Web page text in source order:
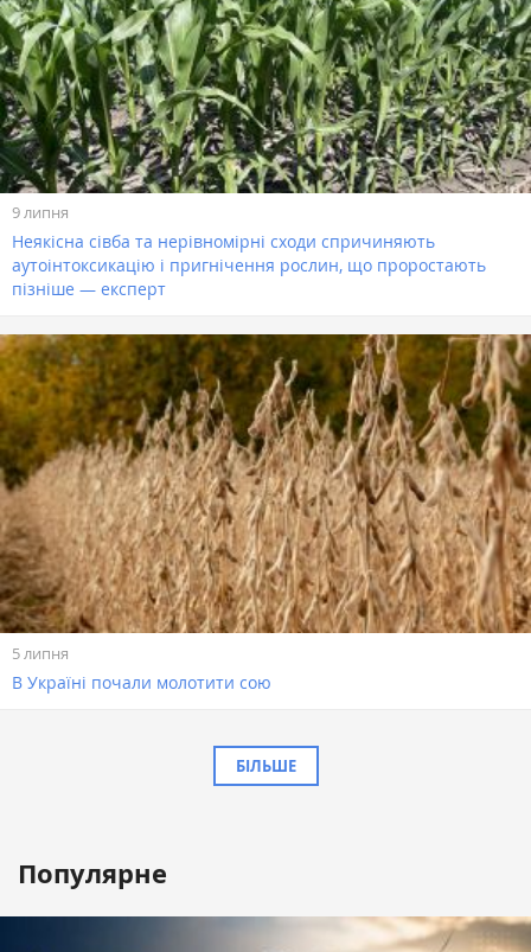
9 липня
Неякісна сівба та нерівномірні сходи спричиняють
аутоінтоксикацію і пригнічення рослин, що проростають
пізніше — експерт
5 липня
В Україні почали молотити сою
БІЛЬШЕ
Популярне